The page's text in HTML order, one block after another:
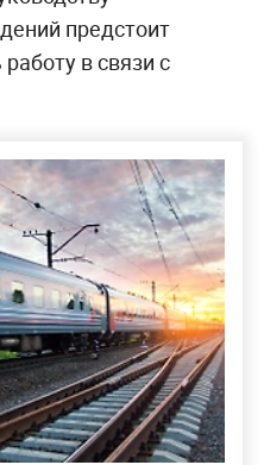
предстоит
в связи с